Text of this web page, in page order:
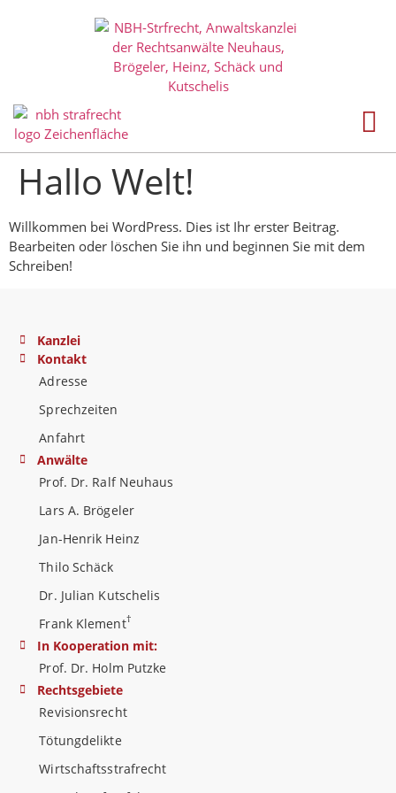
Hallo Welt!
Willkommen bei WordPress. Dies ist Ihr erster Beitrag.
Bearbeiten oder löschen Sie ihn und beginnen Sie mit dem
Schreiben!
Kanzlei
Kontakt
Adresse
Sprechzeiten
Anfahrt
Anwälte
Prof. Dr. Ralf Neuhaus
Lars A. Brögeler
Jan-Henrik Heinz
Thilo Schäck
Dr. Julian Kutschelis
Frank Klement†
In Kooperation mit:
Prof. Dr. Holm Putzke
Rechtsgebiete
Revisionsrecht
Tötungdelikte
Wirtschaftsstrafrecht